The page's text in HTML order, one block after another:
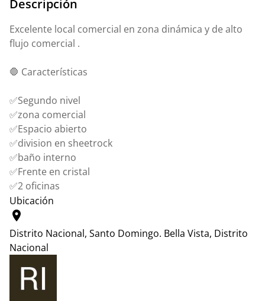
Descripción
Excelente local comercial en zona dinámica y de alto
flujo comercial .
🛑 Características
✅Segundo nivel
✅zona comercial
✅Espacio abierto
✅division en sheetrock
✅baño interno
✅Frente en cristal
✅2 oficinas
Ubicación
location_on
Distrito Nacional, Santo Domingo. Bella Vista, Distrito
Nacional
+
−